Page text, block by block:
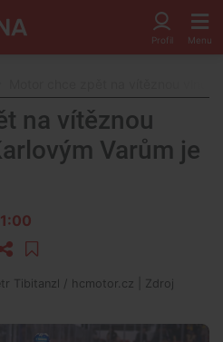
na vítěznou
Varům je
Tibitanzl / hcmotor.cz | Zdroj